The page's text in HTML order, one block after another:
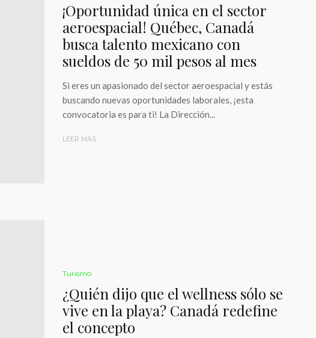
¡Oportunidad única en el sector
aeroespacial! Québec, Canadá
busca talento mexicano con
sueldos de 50 mil pesos al mes
Si eres un apasionado del sector aeroespacial y estás
buscando nuevas oportunidades laborales, ¡esta
convocatoria es para ti! La Dirección...
LEER MÁS
Turismo
¿Quién dijo que el wellness sólo se
vive en la playa? Canadá redefine
el concepto